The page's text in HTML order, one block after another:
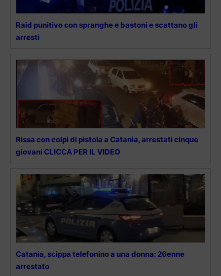
Raid punitivo con spranghe e bastoni e scattano gli
arresti
Rissa con colpi di pistola a Catania, arrestati cinque
giovani CLICCA PER IL VIDEO
Catania, scippa telefonino a una donna: 26enne
arrestato